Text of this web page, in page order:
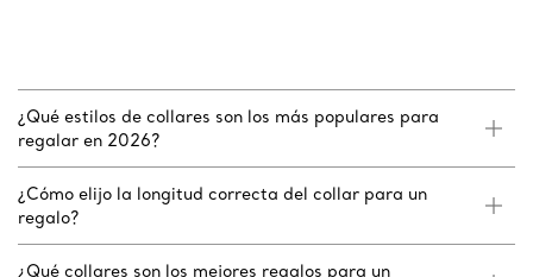
¿Qué estilos de collares son los más populares para
regalar en 2026?
¿Cómo elijo la longitud correcta del collar para un
regalo?
¿Qué collares son los mejores regalos para un